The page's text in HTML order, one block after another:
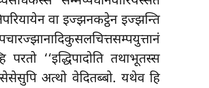
वा इज्झनकट्ठेन इज्झन्ति
परतो ‘‘इद्धिपादोति तथाभूतस्स
अत्थो वेदितब्बो. यथेव हि